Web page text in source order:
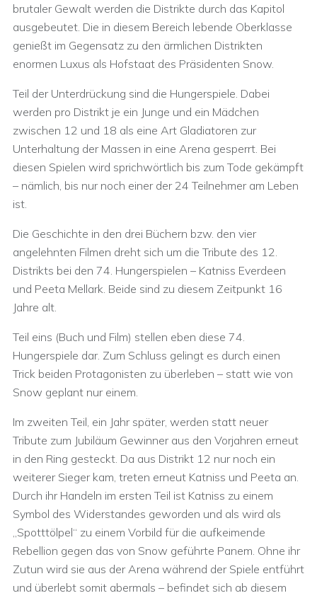
brutaler Gewalt werden die Distrikte durch das Kapitol
ausgebeutet. Die in diesem Bereich lebende Oberklasse
genießt im Gegensatz zu den ärmlichen Distrikten
enormen Luxus als Hofstaat des Präsidenten Snow.
Teil der Unterdrückung sind die Hungerspiele. Dabei
werden pro Distrikt je ein Junge und ein Mädchen
zwischen 12 und 18 als eine Art Gladiatoren zur
Unterhaltung der Massen in eine Arena gesperrt. Bei
diesen Spielen wird sprichwörtlich bis zum Tode gekämpft
– nämlich, bis nur noch einer der 24 Teilnehmer am Leben
ist.
Die Geschichte in den drei Büchern bzw. den vier
angelehnten Filmen dreht sich um die Tribute des 12.
Distrikts bei den 74. Hungerspielen – Katniss Everdeen
und Peeta Mellark. Beide sind zu diesem Zeitpunkt 16
Jahre alt.
Teil eins (Buch und Film) stellen eben diese 74.
Hungerspiele dar. Zum Schluss gelingt es durch einen
Trick beiden Protagonisten zu überleben – statt wie von
Snow geplant nur einem.
Im zweiten Teil, ein Jahr später, werden statt neuer
Tribute zum Jubiläum Gewinner aus den Vorjahren erneut
in den Ring gesteckt. Da aus Distrikt 12 nur noch ein
weiterer Sieger kam, treten erneut Katniss und Peeta an.
Durch ihr Handeln im ersten Teil ist Katniss zu einem
Symbol des Widerstandes geworden und als wird als
„Spotttölpel“ zu einem Vorbild für die aufkeimende
Rebellion gegen das von Snow geführte Panem. Ohne ihr
Zutun wird sie aus der Arena während der Spiele entführt
und überlebt somit abermals – befindet sich ab diesem